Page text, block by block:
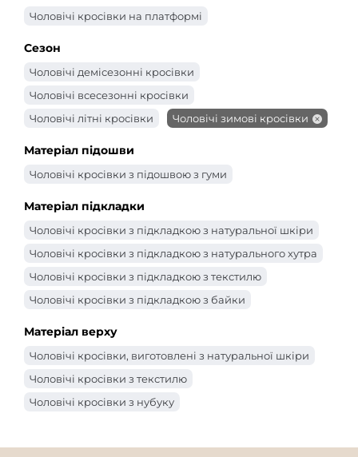
Чоловічі кросівки на платформі
Сезон
Чоловічі демісезонні кросівки
Чоловічі всесезонні кросівки
Чоловічі літні кросівки
Чоловічі зимові кросівки
Матеріал підошви
Чоловічі кросівки з підошвою з гуми
Матеріал підкладки
Чоловічі кросівки з підкладкою з натуральної шкіри
Чоловічі кросівки з підкладкою з натурального хутра
Чоловічі кросівки з підкладкою з текстилю
Чоловічі кросівки з підкладкою з байки
Матеріал верху
Чоловічі кросівки, виготовлені з натуральної шкіри
Чоловічі кросівки з текстилю
Чоловічі кросівки з нубуку